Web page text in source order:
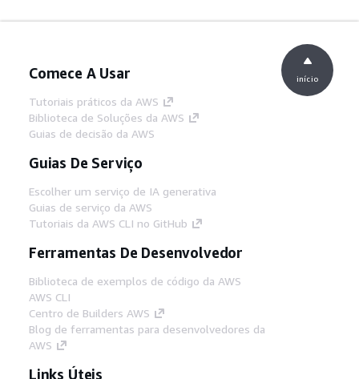
Comece A Usar
Tutoriais práticos da AWS
Biblioteca de Soluções da AWS
Guias de decisão da AWS
Guias De Serviço
Escolher um serviço de IA generativa
Guias de serviço da AWS
Tutoriais da AWS CLI no GitHub
Ferramentas De Desenvolvedor
Biblioteca de exemplos de código da AWS
AWS CLI
Centro de Builders AWS
Blog de ferramentas para desenvolvedores da
AWS
Links Úteis
início